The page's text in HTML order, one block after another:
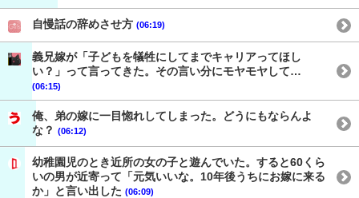
自慢話の辞めさせ方 (06:19)
義兄嫁が「子どもを犠牲にしてまでキャリアってほし
い？」って言ってきた。その言い分にモヤモヤして…
(06:15)
俺、弟の嫁に一目惚れしてしまった。どうにもならんよ
な？ (06:12)
幼稚園児のとき近所の女の子と遊んでいた。すると60くら
いの男が近寄って「元気いいな。10年後うちにお嫁に来る
か」と言い出した (06:09)